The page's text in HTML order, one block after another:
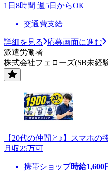
1日8時間 週5日からOK
交通費支給
詳細を見る
応募画面に進む
派遣労働者
株式会社フェローズ(SB未経
【20代の仲間と♪】スマホ
月収25万可
携帯ショップ時給1,600